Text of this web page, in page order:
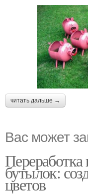
читать дальше →
Вас может
бутылок:
цветов